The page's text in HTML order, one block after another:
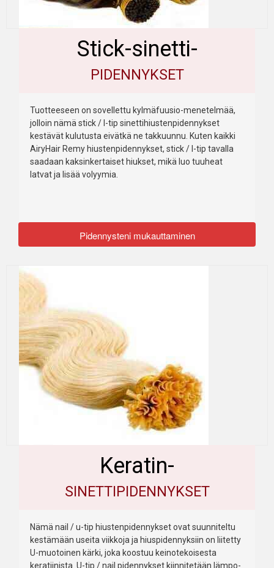
Stick-sinetti-
PIDENNYKSET
Tuotteeseen on sovellettu kylmäfuusio-menetelmää,
jolloin nämä stick / I-tip sinettihiustenpidennykset
kestävät kulutusta eivätkä ne takkuunnu. Kuten kaikki
AiryHair Remy hiustenpidennykset, stick / I-tip tavalla
saadaan kaksinkertaiset hiukset, mikä luo tuuheat
latvat ja lisää volyymia.
Pidennysteni mukauttaminen
Keratin-
SINETTIPIDENNYKSET
Nämä nail / u-tip hiustenpidennykset ovat suunniteltu
kestämään useita viikkoja ja hiuspidennyksiin on liitetty
U-muotoinen kärki, joka koostuu keinotekoisesta
keratiinista. U-tip / nail pidennykset kiinnitetään lämpo-